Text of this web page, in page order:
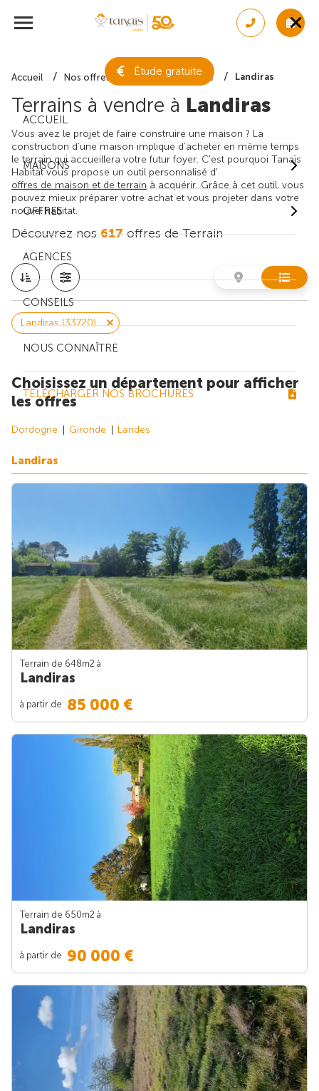
Étude gratuite
ACCUEIL
MAISONS
OFFRES
AGENCES
CONSEILS
NOUS CONNAÎTRE
TÉLÉCHARGER NOS BROCHURES
Accueil Nos offres de terrain Gironde Landiras
Terrains à vendre à Landiras
Vous avez le projet de faire construire une maison ? La
construction d'une maison implique d'acheter en même temps
le terrain qui accueillera votre futur foyer. C'est pourquoi Tanaïs
Habitat vous propose un outil personnalisé d'
offres de maison et de terrain à acquérir. Grâce à cet outil, vous
pouvez mieux préparer votre achat et vous projeter dans votre
nouvel habitat.
Découvrez nos617offres de Terrain
Landiras (33720)
Choisissez un département pour afficher
les offres
Dordogne Gironde Landes
Landiras
Terrain de 648m2 à
Landiras
à partir de 85 000 €
Terrain de 650m2 à
Landiras
à partir de 90 000 €